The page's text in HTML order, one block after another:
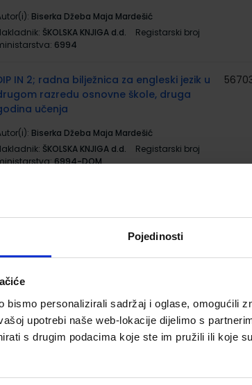
Pojedinosti
bismo personalizirali sadržaj i oglase, omogućili
upotrebi naše web-lokacije dijelimo s
s drugim podacima koje ste im pružili ili koje
Biserka Džeba Maja Mardešić
ŠKOLSKA KNJIGA d.d.
Registarski broj
6994
IN 2; radna bilježnica za engleski jezik u
razredu osnovne škole, druga
učenja
Biserka Džeba Maja Mardešić
ŠKOLSKA KNJIGA d.d.
Registarski broj
6994-DOM
SRETNI BROJ 2; udžbenik matematike s
digitalnim sadržajima u drugom
osnovne škole
Prtajin
567071